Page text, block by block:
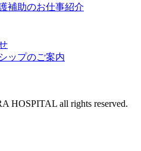
補助のお仕事紹介
ップのご案内
HOSPITAL all rights reserved.